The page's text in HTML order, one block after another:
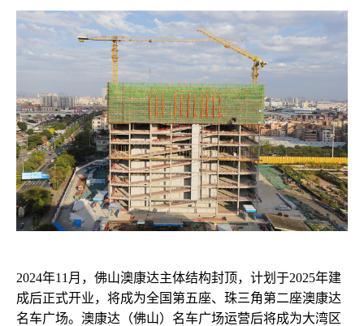
2024年11月，佛山澳康达主体结构封顶，计划于2025年建
成后正式开业，将成为全国第五座、珠三角第二座澳康达
名车广场。 澳康达（佛山）名车广场运营后将成为大湾区